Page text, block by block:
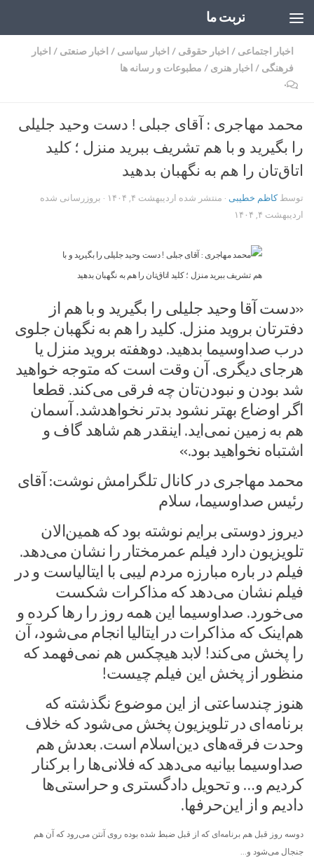
تربت ما
اخبار اجتماعی / اخبار حقوقی / اخبار سیاسی / اخبار صنعتی / اخبار
فرهنگی / اخبار هنری / مطبوعات و رسانه ها
۰
محمد مهاجری : آقای جبلی ! دست وحید جلیلی
را بگیرید و با هم تشریف ببرید منزل ؛ کلید
اتاق‌تان را هم به نگهبان بدهید
توسطکاظم خطیبی · منتشر شده اردیبهشت ۴, ۱۴۰۴
· بروزرسانی شده
اردیبهشت ۴, ۱۴۰۴
«دست آقا وحید جلیلی را بگیرید و با هم از
دفترتان بروید منزل. کلید را هم به نگهبان جلوی
درب صداوسیما بدهید. دوهفته بروید منزل یا
هرجای دیگری. آن وقت است که متوجه خواهید
شد بودن و نبودن‌تان چه فرقی می‌کند. قطعا
اگر اوضاع بهتر نشود بدتر نخواهدشد. آسمان
هم به زمین نمی‌اید. اینقدر هم شاهد گاف و
اشتباه نخواهید بود.»
محمد مهاجری در کانال تلگرامش نوشت: آقای
رئیس صداوسیما، سلام
دیروز دوستی برایم نوشته بود که همین‌الان
تلویزیون دارد فیلم عمرمختار را نشان می‌دهد.
فیلم در باره مبارزه مردم لیبی با ایتالیاست و در
فیلم نشان می‌دهد که مذاکرات شکست
می‌خورد. صداوسیما این همه روز را رها کرده و
هم‌اینک که مذاکرات در ایتالیا انجام می‌شود، آن
را پخش می‌کند! لابد هیچکس هم نمی‌فهمد که
منظور از پخش این فیلم چیست!
هنوز چندساعتی از این موضوع نگذشته که
برنامه‌ای در تلویزیون پخش می‌شود که خلاف
وحدت فرقه‌های دین‌اسلام است. بعدش هم
صداوسیما بیانیه می‌دهد که فلانی‌ها را برکنار
کردیم و… و تحویل دادگستری و حراستی‌ها
دادیم و از این‌حرفها.
دوسه روز قبل هم برنامه‌ای که از قبل ضبط شده بوده روی آنتن می‌رود که آن هم
جنجال می‌شود و…